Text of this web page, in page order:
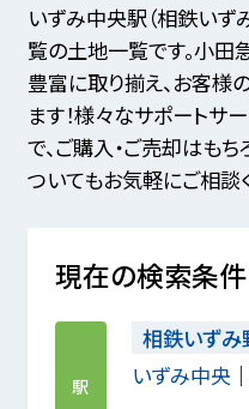
いずみ中央駅（相鉄い
覧の土地一覧です。小
豊富に取り揃え、お客様
ます！様々なサポートサ
で、ご購入・ご売却はも
ついてもお気軽にご相談
現在の検索条件
駅
相鉄いずみ
いずみ中央